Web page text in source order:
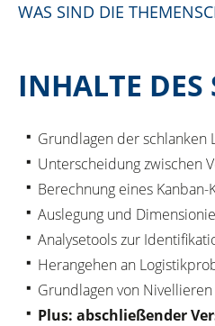
WAS SIND DIE
INHALTE DES
Grundlagen der schlanken
Unterscheidung zwischen
Berechnung eines
Auslegung und
Analysetools zur
Herangehen an
Grundlagen von
Plus: abschließender